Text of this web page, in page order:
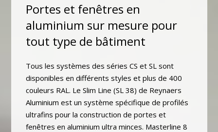
Portes et fenêtres en
aluminium sur mesure pour
tout type de bâtiment
Tous les systèmes des séries CS et SL sont
disponibles en différents styles et plus de 400
couleurs RAL. Le Slim Line (SL 38) de Reynaers
Aluminium est un système spécifique de profilés
ultrafins pour la construction de portes et
fenêtres en aluminium ultra minces. Masterline 8